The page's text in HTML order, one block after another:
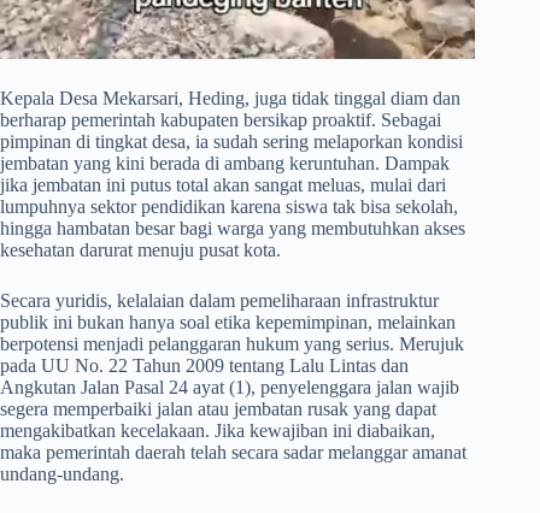
​Kepala Desa Mekarsari, Heding, juga tidak tinggal diam dan
berharap pemerintah kabupaten bersikap proaktif. Sebagai
pimpinan di tingkat desa, ia sudah sering melaporkan kondisi
jembatan yang kini berada di ambang keruntuhan. Dampak
jika jembatan ini putus total akan sangat meluas, mulai dari
lumpuhnya sektor pendidikan karena siswa tak bisa sekolah,
hingga hambatan besar bagi warga yang membutuhkan akses
kesehatan darurat menuju pusat kota.
​Secara yuridis, kelalaian dalam pemeliharaan infrastruktur
publik ini bukan hanya soal etika kepemimpinan, melainkan
berpotensi menjadi pelanggaran hukum yang serius. Merujuk
pada UU No. 22 Tahun 2009 tentang Lalu Lintas dan
Angkutan Jalan Pasal 24 ayat (1), penyelenggara jalan wajib
segera memperbaiki jalan atau jembatan rusak yang dapat
mengakibatkan kecelakaan. Jika kewajiban ini diabaikan,
maka pemerintah daerah telah secara sadar melanggar amanat
undang-undang.